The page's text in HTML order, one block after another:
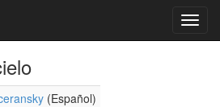
(Español)